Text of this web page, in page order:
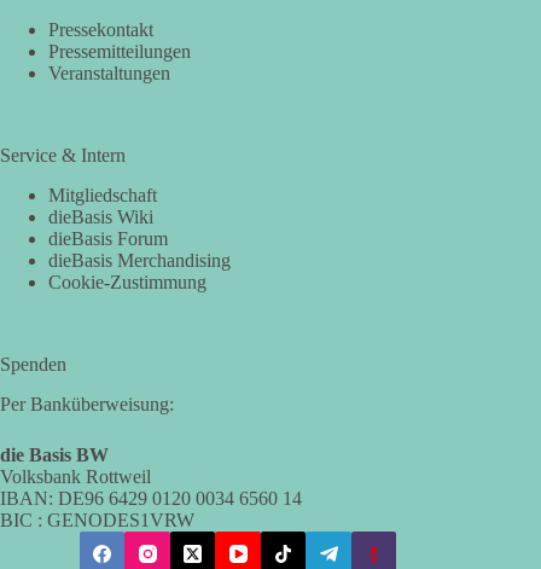
Pressekontakt
Pressemitteilungen
Veranstaltungen
Service & Intern
Mitgliedschaft
dieBasis Wiki
dieBasis Forum
dieBasis Merchandising
Cookie-Zustimmung
Spenden
Per Banküberweisung:
die Basis BW
Volksbank Rottweil
IBAN: DE96 6429 0120 0034 6560 14
BIC : GENODES1VRW